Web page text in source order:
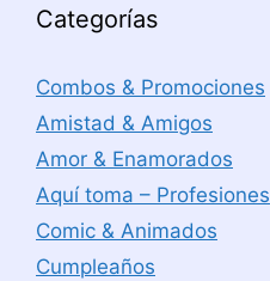
Categorías
Combos & Promociones
Amistad & Amigos
Amor & Enamorados
Aquí toma – Profesiones
Comic & Animados
Cumpleaños